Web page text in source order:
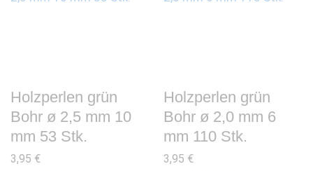
Holzperlen grün
Bohr ø 2,5 mm 10
mm 53 Stk.
3,95 €
Holzperlen grün
Bohr ø 2,0 mm 6
mm 110 Stk.
3,95 €